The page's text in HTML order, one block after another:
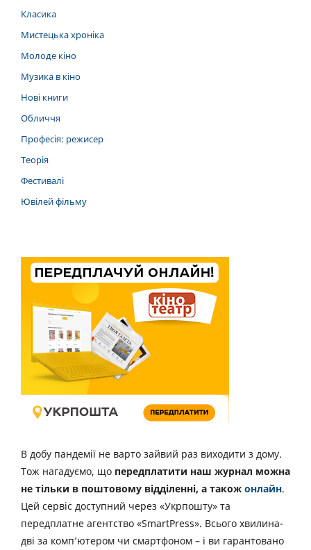
Класика
Мистецька хроніка
Молоде кіно
Музика в кіно
Нові книги
Обличчя
Професія: режисер
Теорія
Фестивалі
Ювілей фільму
В добу пандемії не варто зайвий раз виходити з дому.
Тож нагадуємо, що передплатити наш журнал можна
не тільки в поштовому відділенні, а також онлайн.
Цей сервіс доступний через «Укрпошту» та
передплатне агентство «SmartPress». Всього хвилина-
дві за комп’ютером чи смартфоном – і ви гарантовано